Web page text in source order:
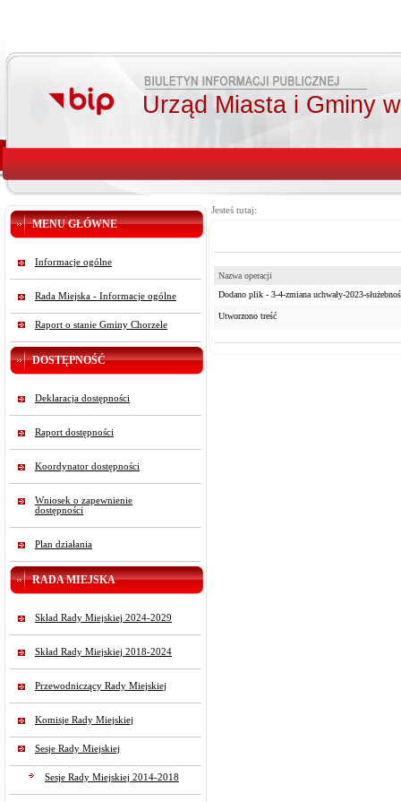
Urząd Miasta i Gminy
MENU GŁÓWNE
Informacje ogólne
Rada Miejska - Informacje ogólne
Raport o stanie Gminy Chorzele
DOSTĘPNOŚĆ
Deklaracja dostępności
Raport dostępności
Koordynator dostępności
Wniosek o zapewnienie
dostępności
Plan działania
RADA MIEJSKA
Skład Rady Miejskiej 2024-2029
Skład Rady Miejskiej 2018-2024
Przewodniczący Rady Miejskiej
Komisje Rady Miejskiej
Sesje Rady Miejskiej
Sesje Rady Miejskiej 2014-2018
Jesteś tutaj:
Nazwa operacji
Dodano plik - 3-4-zmiana uchwały-2023-
Utworzono treść